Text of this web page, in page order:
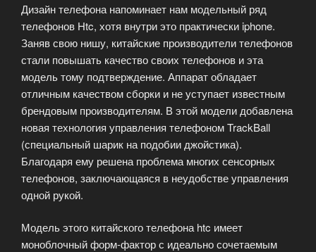
Дизайн телефона напоминает нам модельный ряд
телефонов Htc, хотя внутри это практически iphone.
Заняв свою нишу, китайские производители телефонов
стали повышать качество своих телефонов и эта
модель тому подтверждение. Аппарат обладает
отличным качеством сборки и не уступает известным
брендовым производителям. В этой модели добавлена
новая технология управления телефоном TrackBall
(специальный шарик на подобии джойстика).
Благодаря ему решена проблема многих сенсорных
телефонов, заключающаяся в неудобстве управления
одной рукой.
Модель этого китайского телефона htc имеет
моноблочный форм-фактор с идеально сочетаемым